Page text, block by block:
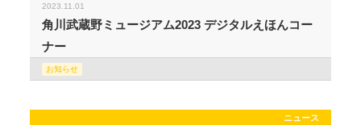
2023.11.01
角川武蔵野ミュージアム2023 デジタルえほんコー
ナー
お知らせ
ニュース